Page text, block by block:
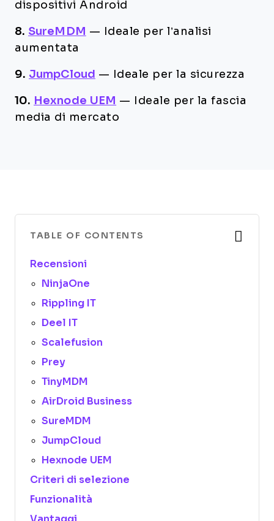
dispositivi Android
8. SureMDM —
Ideale per l’analisi
aumentata
9. JumpCloud — Ideale per la sicurezza
10. Hexnode UEM —
Ideale per la fascia
media di mercato
TABLE OF CONTENTS
Recensioni
NinjaOne
Rippling IT
Deel IT
Scalefusion
Prey
TinyMDM
AirDroid Business
SureMDM
JumpCloud
Hexnode UEM
Criteri di selezione
Funzionalità
Vantaggi